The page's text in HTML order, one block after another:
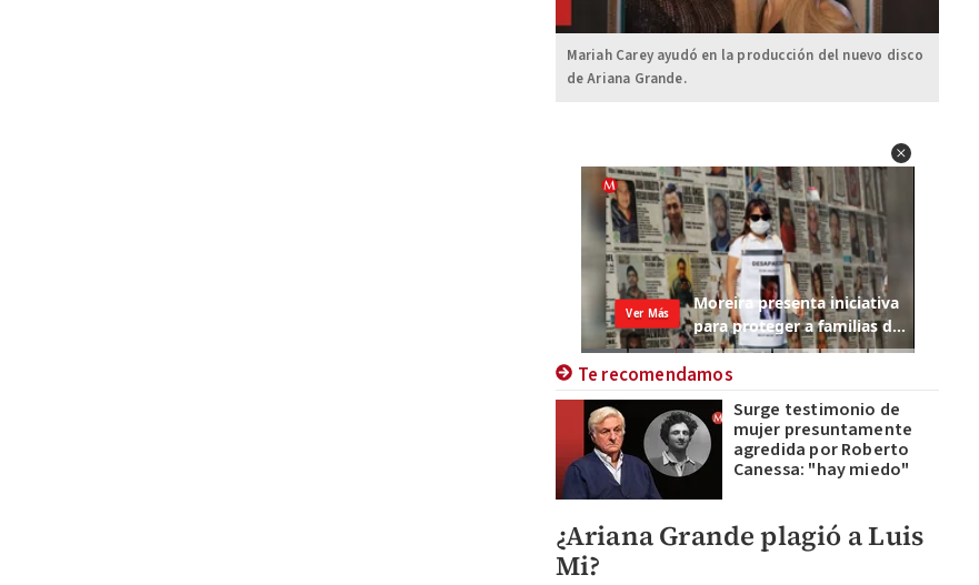
Mariah Carey ayudó en la producción del nuevo disco
de Ariana Grande.
Te recomendamos
Surge testimonio de
mujer presuntamente
agredida por Roberto
Canessa: "hay miedo"
¿Ariana Grande plagió a Luis
Mi?